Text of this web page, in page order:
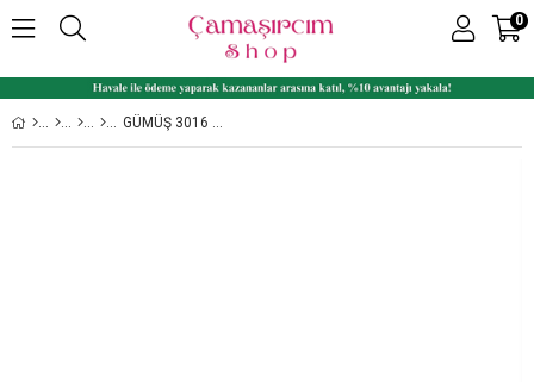
0
GÜMÜŞ 3016 3'LÜ PAKET LIKRALI BAYAN BOXER